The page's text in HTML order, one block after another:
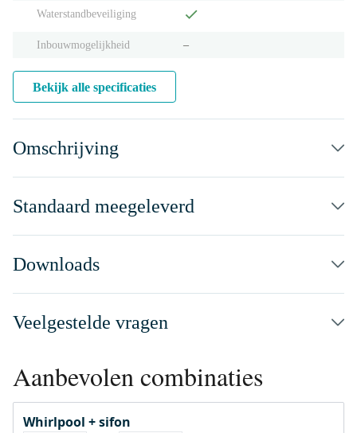
Waterstandbeveiliging
Inbouwmogelijkheid ‒
Bekijk alle specificaties
Omschrijving
Standaard meegeleverd
Downloads
Veelgestelde vragen
Aanbevolen combinaties
Whirlpool + sifon